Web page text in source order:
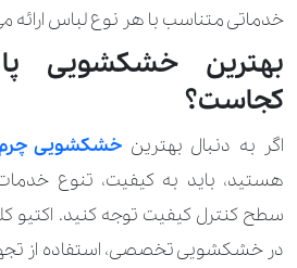
کت و دامن
کت و شلوار
کراپ
کروات
خدماتی متناسب با هر نوع لباس ارائه
بهترین خشکشویی
کجاست؟
اگر به دنبال بهترین خشکشویی
هستید، باید به کیفیت، تنوع
سطح کنترل کیفیت توجه کنید. اکتیو
در خشکشویی تخصصی، استفاده از